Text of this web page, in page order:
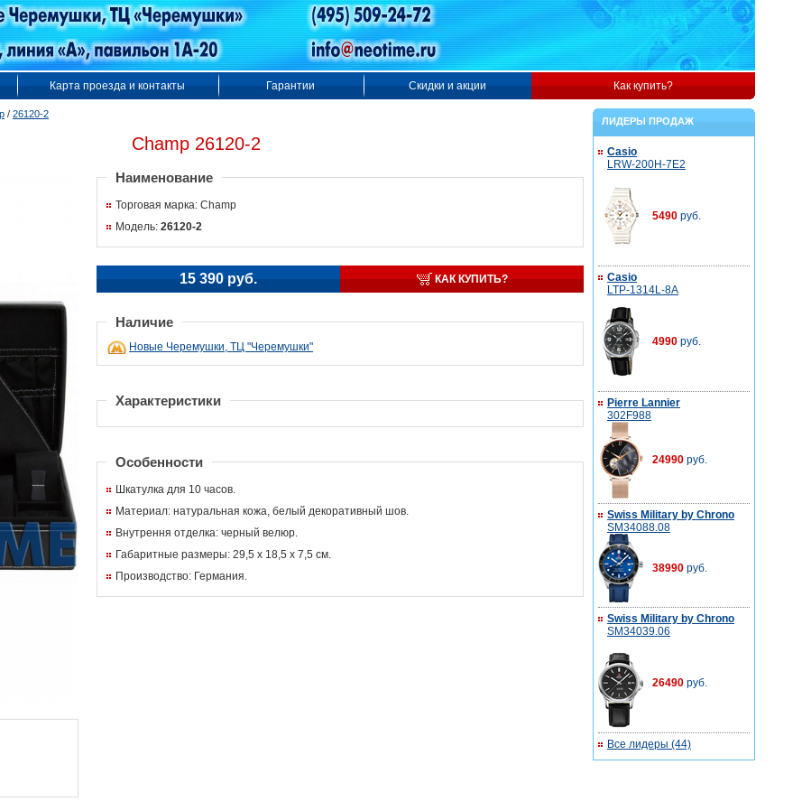
Карта проезда и контакты Гарантии Скидки и акции Как купить?
ЛИДЕРЫ ПРОДАЖ
Casio
LRW-200H-7E2
5490 руб.
Casio
LTP-1314L-8A
4990 руб.
Pierre Lannier
302F988
24990 руб.
Swiss Military by Chrono
SM34088.08
38990 руб.
Swiss Military by Chrono
SM34039.06
26490 руб.
Все лидеры (44)
/ 26120-2
Champ 26120-2
Наименование
Торговая марка: Champ
Модель: 26120-2
15 390 руб. КАК КУПИТЬ?
Наличие
Новые Черемушки, ТЦ "Черемушки"
Характеристики
Особенности
Шкатулка для 10 часов.
Материал: натуральная кожа, белый декоративный шов.
Внутрення отделка: черный велюр.
Габаритные размеры: 29,5 x 18,5 x 7,5 см.
Производство: Германия.